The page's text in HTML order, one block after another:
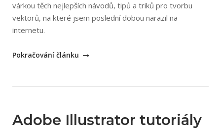
várkou těch nejlepších návodů, tipů a triků pro tvorbu
vektorů, na které jsem poslední dobou narazil na
internetu.
„Tutoriály
webový
Pokračování článku
Adobe Illustrator tutoriály